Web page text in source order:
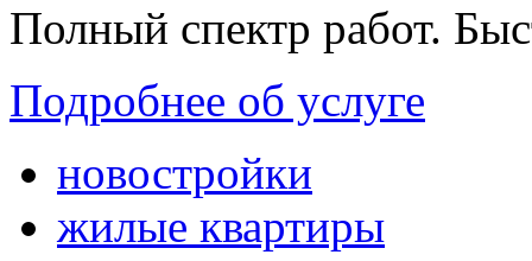
Полный спектр работ.
Подробнее об услуге
новостройки
жилые квартиры